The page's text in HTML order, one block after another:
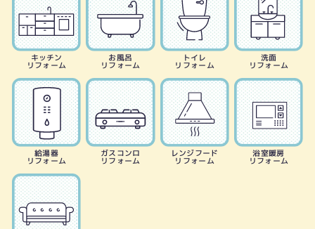
キッチン
リフォーム
お風呂
リフォーム
トイレ
リフォーム
洗面
リフォーム
給湯器
リフォーム
ガスコンロ
リフォーム
レンジフード
リフォーム
浴室暖房
リフォーム